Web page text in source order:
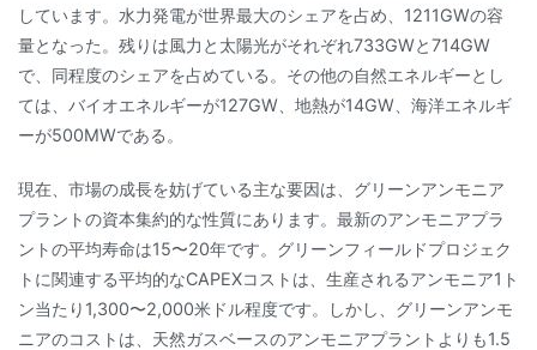
しています。水力発電が世界最大のシェアを占め、1211GWの容
量となった。残りは風力と太陽光がそれぞれ733GWと714GW
で、同程度のシェアを占めている。その他の自然エネルギーとし
ては、バイオエネルギーが127GW、地熱が14GW、海洋エネルギ
ーが500MWである。
現在、市場の成長を妨げている主な要因は、グリーンアンモニア
プラントの資本集約的な性質にあります。最新のアンモニアプラ
ントの平均寿命は15〜20年です。グリーンフィールドプロジェク
トに関連する平均的なCAPEXコストは、生産されるアンモニア1ト
ン当たり1,300〜2,000米ドル程度です。しかし、グリーンアンモ
ニアのコストは、天然ガスベースのアンモニアプラントよりも1.5